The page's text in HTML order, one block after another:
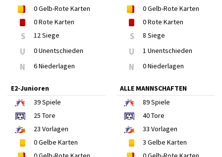
0Gelb-Rote Karten
0Rote Karten
S 12 Siege
U 0 Unentschieden
N 6 Niederlagen
0Gelb-Rote Karten
0Rote Karten
S 8 Siege
U 1 Unentschieden
N 0 Niederlagen
E2-Junioren
39Spiele
25 Tore
23 Vorlagen
0Gelbe Karten
ALLE MANNSCHAFTEN
89Spiele
40Tore
33 Vorlagen
3 Gelbe Karten